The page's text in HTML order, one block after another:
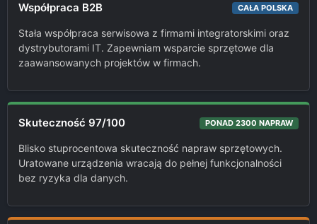
Współpraca B2B CAŁA POLSKA
Stała współpraca serwisowa z firmami integratorskimi oraz
dystrybutorami IT. Zapewniam wsparcie sprzętowe dla
zaawansowanych projektów w firmach.
Skuteczność 97/100 PONAD 2300 NAPRAW
Blisko stuprocentowa skuteczność napraw sprzętowych.
Uratowane urządzenia wracają do pełnej funkcjonalności
bez ryzyka dla danych.